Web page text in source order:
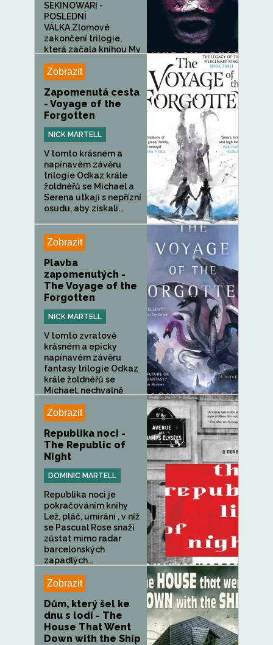
SEKINOWARI -
POSLEDNÍ
VÁLKA.Zlomové
zakončení trilogie,
která začala knihou My
Zobrazit
Zapomenutá cesta
- Voyage of the
Forgotten
NICK MARTELL
V tomto krásném a
napínavém závěru
trilogie Odkaz krále
žoldnéřů se Michael a
Serena utkají s nepřízní
osudu, aby získali...
Zobrazit
Plavba
zapomenutých -
The Voyage of the
Forgotten
NICK MARTELL
V tomto zvratově
krásném a epicky
napínavém závěru
fantasy trilogie Odkaz
krále žoldnéřů se
Michael, nechvalně
Zobrazit
Republika noci -
The Republic of
Night
DOMINIC MARTELL
Republika noci je
pokračováním knihy
Lež, pláč, umírání , v níž
se Pascual Rose snaží
zůstat mimo radar
barcelonských
zapadlých...
Zobrazit
Dům, který šel ke
dnu s lodí - The
House That Went
Down with the Ship